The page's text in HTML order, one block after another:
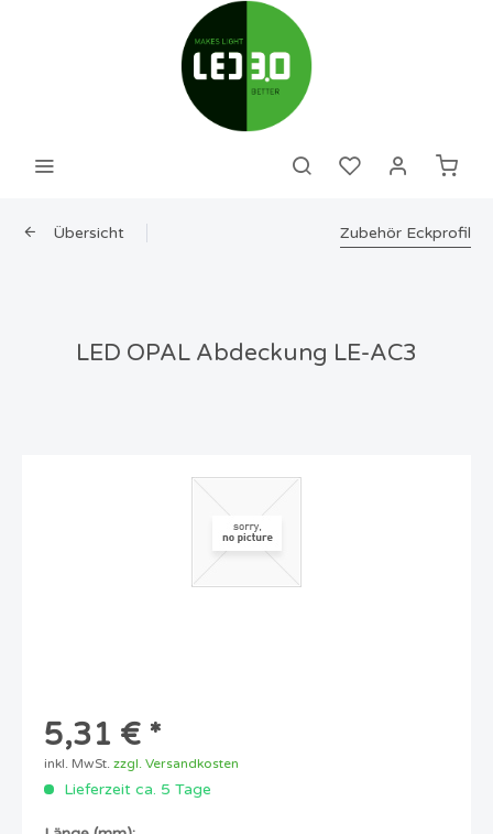
Übersicht Zubehör Eckprofil
LED OPAL Abdeckung LE-AC3
5,31 € *
inkl. MwSt. zzgl. Versandkosten
Lieferzeit ca. 5 Tage